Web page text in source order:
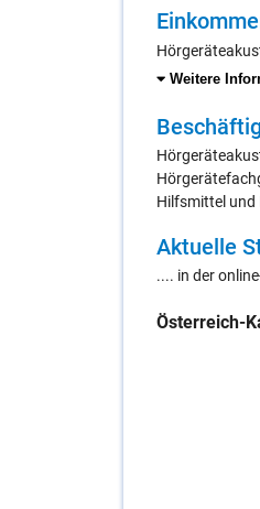
Weitere
Hilfsmittel und
Ak­tu­el­le
.... in der
Öster­reich-